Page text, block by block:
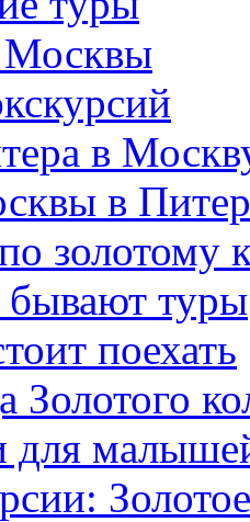
в
в Питер
золотому
бывают туры
поехать
Золотого
для